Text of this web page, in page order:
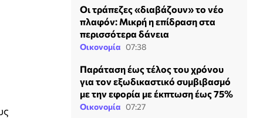
Οι τράπεζες «διαβάζουν» το νέο
πλαφόν: Μικρή η επίδραση στα
περισσότερα δάνεια
Οικονομία 07:38
Παράταση έως τέλος του χρόνου
για τον εξωδικαστικό συμβιβασμό
με την εφορία με έκπτωση έως 75%
Οικονομία 07:27